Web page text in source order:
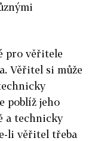
pro věřitele
Věřitel si může
poblíž jeho
a technicky
li věřitel třeba